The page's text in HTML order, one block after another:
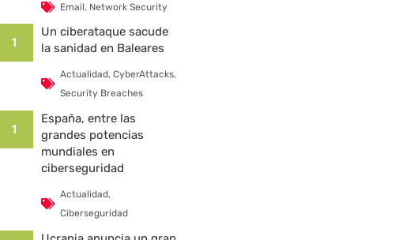
Email, Network Security
1
Un ciberataque sacude
la sanidad en Baleares
Actualidad, CyberAttacks,
Security Breaches
1
España, entre las
grandes potencias
mundiales en
ciberseguridad
Actualidad,
Ciberseguridad